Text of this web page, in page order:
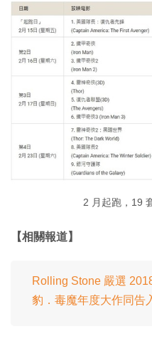
2 月起跑，19
【相關報道】
Rolling Stone 嚴選
豹．毒魔年度大作同告